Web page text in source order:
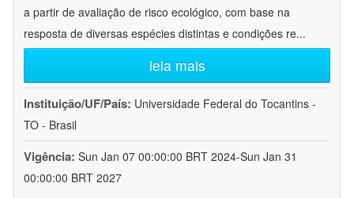
a partir de avaliação de risco ecológico, com base na
resposta de diversas espécies distintas e condições re...
leia mais
Instituição/UF/País: Universidade Federal do Tocantins -
TO - Brasil
Vigência: Sun Jan 07 00:00:00 BRT 2024-Sun Jan 31
00:00:00 BRT 2027